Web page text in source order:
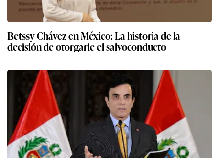
Betssy Chávez en México: La historia de la
decisión de otorgarle el salvoconducto